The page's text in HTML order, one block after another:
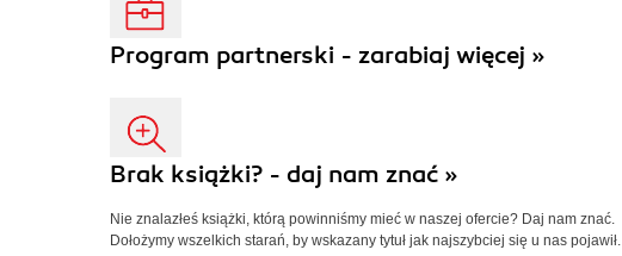
Program partnerski - zarabiaj więcej »
Brak książki? - daj nam znać »
Nie znalazłeś książki, którą powinniśmy mieć w naszej ofercie? Daj nam znać.
Dołożymy wszelkich starań, by wskazany tytuł jak najszybciej się u nas pojawił.